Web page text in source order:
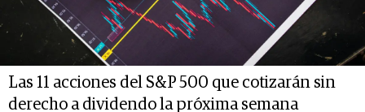
Las 11 acciones del S&P 500 que cotizarán sin
derecho a dividendo la próxima semana